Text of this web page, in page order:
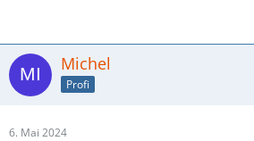
Michel
Profi
6. Mai 2024